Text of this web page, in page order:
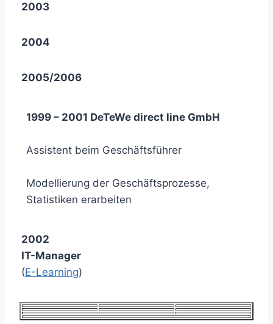
2003
2004
2005/2006
1999 – 2001 DeTeWe direct line GmbH
Assistent beim Geschäftsführer
Modellierung der Geschäftsprozesse,
Statistiken erarbeiten
2002
IT-Manager
(E-Learning)